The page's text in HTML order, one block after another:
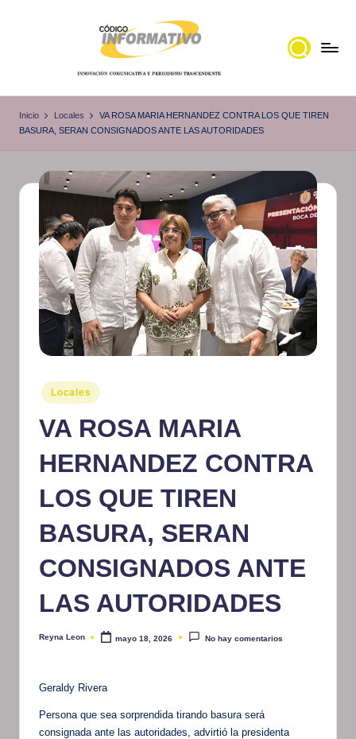
ó
i
g
o
I
n
f
o
r
m
at
iv
o
noticias
Inicio Locales
VA ROSA MARIA HERNANDEZ CONTRA LOS QUE TIREN
BASURA, SERAN CONSIGNADOS ANTE LAS AUTORIDADES
Publicado
en
Locales
VA ROSA MARIA
HERNANDEZ CONTRA
LOS QUE TIREN
BASURA, SERAN
CONSIGNADOS ANTE
LAS AUTORIDADES
Publicado
Reyna Leon mayo 18, 2026 No hay comentarios
Geraldy Rivera
Persona que sea sorprendida tirando basura será
consignada ante las autoridades, advirtió la presidenta